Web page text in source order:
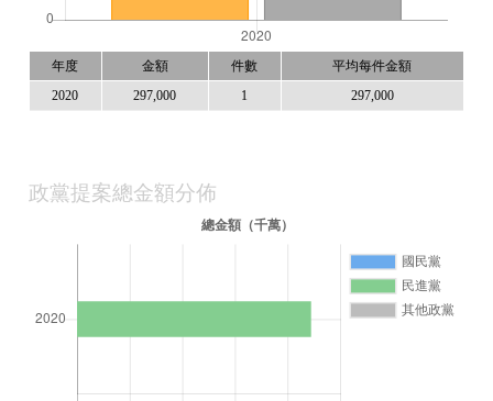
年度 金額 件數 平均每件金額
2020 297,000 1 297,000
政黨提案總金額分佈